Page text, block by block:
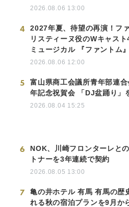
2026.08.06 13:00
4
2027年夏、待望の再演！フ
リスティーヌ役のWキャスト
ミュージカル 『ファントム』
2026.08.06 12:00
5
富山県商工会議所青年部連
年記念祝賀会 「DJ盆踊り」
2026.08.04 15:25
6
NOK、川崎フロンターレと
トナーを3年連続で契約
2026.08.05 13:00
7
亀の井ホテル 有馬 有馬の歴
れる秋の宿泊プランを9月か